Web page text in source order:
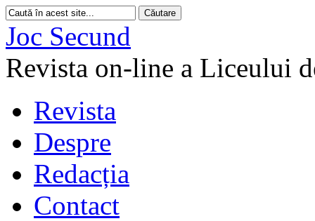
Joc Secund
Revista on-line a Liceului
Revista
Despre
Redacția
Contact